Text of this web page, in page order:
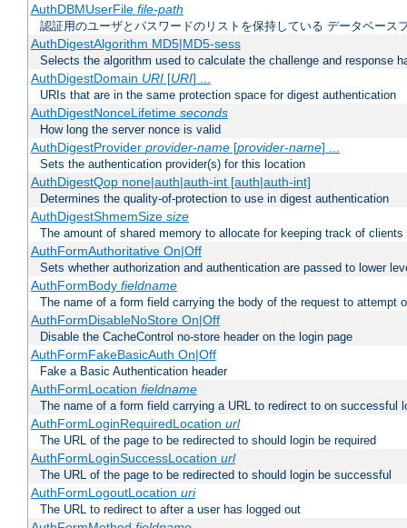
AuthDBMUserFile file-path
認証用のユーザとパスワードのリストを保持している データベース
AuthDigestAlgorithm MD5|MD5-sess
Selects the algorithm used to calculate the challenge and response
AuthDigestDomain URI[URI] ...
URIs that are in the same protection space for digest authentication
AuthDigestNonceLifetime seconds
How long the server nonce is valid
AuthDigestProvider provider-name[provider-name] ...
Sets the authentication provider(s) for this location
AuthDigestQop none|auth|auth-int [auth|auth-int]
Determines the quality-of-protection to use in digest authentication
AuthDigestShmemSize size
The amount of shared memory to allocate for keeping track of clients
AuthFormAuthoritative On|Off
Sets whether authorization and authentication are passed to lower
AuthFormBody fieldname
The name of a form field carrying the body of the request to attempt
AuthFormDisableNoStore On|Off
Disable the CacheControl no-store header on the login page
AuthFormFakeBasicAuth On|Off
Fake a Basic Authentication header
AuthFormLocation fieldname
The name of a form field carrying a URL to redirect to on successful
AuthFormLoginRequiredLocation url
The URL of the page to be redirected to should login be required
AuthFormLoginSuccessLocation url
The URL of the page to be redirected to should login be successful
AuthFormLogoutLocation uri
The URL to redirect to after a user has logged out